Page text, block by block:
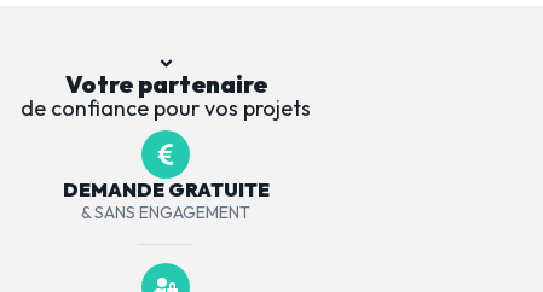
Votre partenaire
de confiance pour vos projets
DEMANDE GRATUITE
& SANS ENGAGEMENT